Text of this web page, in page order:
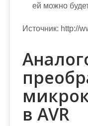
ей можно
Источник: http://
в AVR